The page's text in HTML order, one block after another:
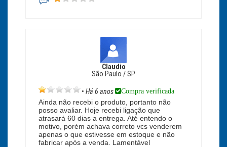
Claudio
São Paulo / SP
• Há 6 anos Compra verificada
Ainda não recebi o produto, portanto não
posso avaliar. Hoje recebi ligação que
atrasará 60 dias a entrega. Até entendo o
motivo, porém achava correto vcs venderem
apenas o que estivesse em estoque e não
fabricar após a venda. Lamentável